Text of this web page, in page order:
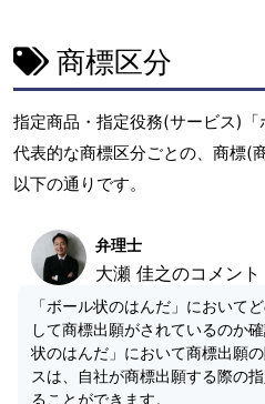
商標区分
指定商品・指定役務(サービス)
代表的な商標区分ごとの、商標(
以下の通りです。
弁理士
大瀬 佳之のコメント
「ボール状のはんだ」において
して商標出願がされているのか
状のはんだ」において商標出願
スは、自社が商標出願する際の
ることができます。